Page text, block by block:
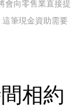
會向零售業直接提
筆現金資助需要
相約